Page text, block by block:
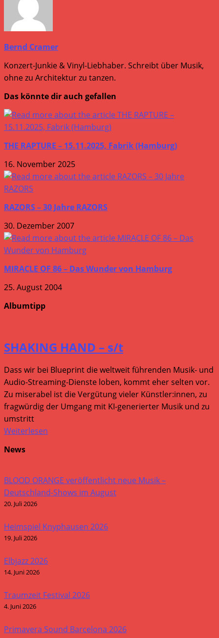
Bernd Cramer
Konzert-Junkie & Vinyl-Liebhaber. Schreibt über Musik,
ohne zu Architektur zu tanzen.
Das könnte dir auch gefallen
THE RAPTURE – 15.11.2025, Fabrik (Hamburg)
16. November 2025
RAZORS – 30 Jahre RAZORS
30. Dezember 2007
MIRACLE OF 86 – Das Wunder von Hamburg
25. August 2004
Albumtipp
SHAKING HAND – s/t
Dass wir bei Blueprint die weltweit führenden Musik- und
Audio-Streaming-Dienste loben, kommt eher selten vor.
Zu miserabel ist die Vergütung vieler Künstler:innen, zu
fragwürdig der Umgang mit KI-generierter Musik und zu
umstritt
Weiterlesen
News
BLOOD ORANGE veröffentlicht neue Musik –
Deutschland-Shows im August
20. Juli 2026
Heimspiel Knyphausen 2026
19. Juli 2026
Elbjazz 2026
14. Juni 2026
Traumzeit Festival 2026
4. Juni 2026
Primavera Sound Barcelona 2026